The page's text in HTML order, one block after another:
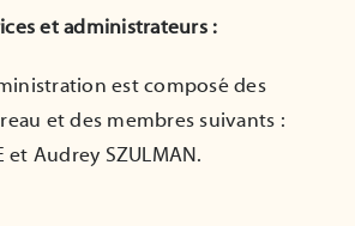
et administrateurs :
est composé des
et des membres suivants :
et Audrey SZULMAN.